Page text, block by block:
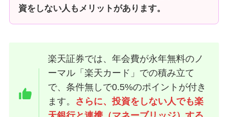
資をしない人もメリットがあります。
楽天証券では、年会費が永年無料のノ
ーマル「楽天カード」での積み立て
で、条件無しで0.5%のポイントが付き
ます。 さらに、投資をしない人でも楽